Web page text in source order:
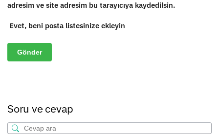
adresim ve site adresim bu tarayıcıya kaydedilsin.
Evet, beni posta listesinize ekleyin
Soru ve cevap